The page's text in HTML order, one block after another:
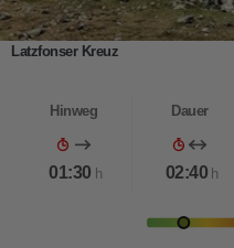
Latzfonser Kreuz
Hinweg
01:30 h
Dauer
02:40 h